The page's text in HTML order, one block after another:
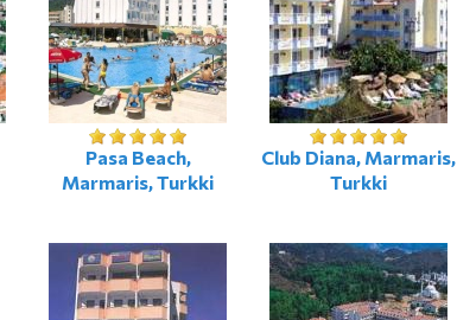
Pasa Beach,
Marmaris, Turkki
Club Diana, Marmaris,
Turkki